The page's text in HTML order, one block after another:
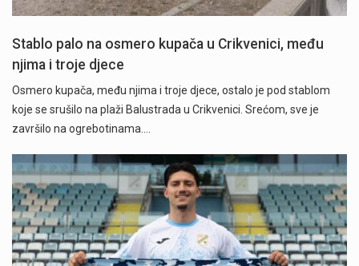
Stablo palo na osmero kupača u Crikvenici, među
njima i troje djece
Osmero kupača, među njima i troje djece, ostalo je pod stablom
koje se srušilo na plaži Balustrada u Crikvenici. Srećom, sve je
završilo na ogrebotinama.…